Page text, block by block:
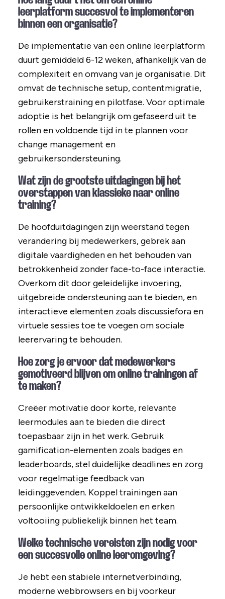
leerplatform succesvol te implementeren
binnen een organisatie?
De implementatie van een online leerplatform
duurt gemiddeld 6-12 weken, afhankelijk van de
complexiteit en omvang van je organisatie. Dit
omvat de technische setup, contentmigratie,
gebruikerstraining en pilotfase. Voor optimale
adoptie is het belangrijk om gefaseerd uit te
rollen en voldoende tijd in te plannen voor
change management en
gebruikersondersteuning.
Wat zijn de grootste uitdagingen bij het
overstappen van klassieke naar online
training?
De hoofduitdagingen zijn weerstand tegen
verandering bij medewerkers, gebrek aan
digitale vaardigheden en het behouden van
betrokkenheid zonder face-to-face interactie.
Overkom dit door geleidelijke invoering,
uitgebreide ondersteuning aan te bieden, en
interactieve elementen zoals discussiefora en
virtuele sessies toe te voegen om sociale
leerervaring te behouden.
Hoe zorg je ervoor dat medewerkers
gemotiveerd blijven om online trainingen af
te maken?
Creëer motivatie door korte, relevante
leermodules aan te bieden die direct
toepasbaar zijn in het werk. Gebruik
gamification-elementen zoals badges en
leaderboards, stel duidelijke deadlines en zorg
voor regelmatige feedback van
leidinggevenden. Koppel trainingen aan
persoonlijke ontwikkeldoelen en erken
voltooiing publiekelijk binnen het team.
Welke technische vereisten zijn nodig voor
een succesvolle online leeromgeving?
Je hebt een stabiele internetverbinding,
moderne webbrowsers en bij voorkeur